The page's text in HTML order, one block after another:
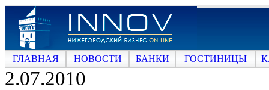
ГЛАВНАЯ НОВОСТИ БАНКИ ГОСТИНИЦЫ
2.07.2010